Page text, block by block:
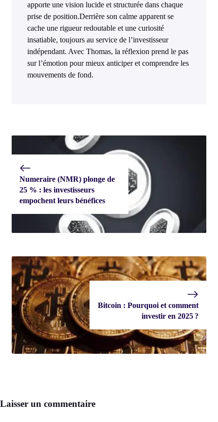
apporte une vision lucide et structurée dans chaque
prise de position.Derrière son calme apparent se
cache une rigueur redoutable et une curiosité
insatiable, toujours au service de l’investisseur
indépendant. Avec Thomas, la réflexion prend le pas
sur l’émotion pour mieux anticiper et comprendre les
mouvements de fond.
Numeraire (NMR) plonge de
25 % : les investisseurs
empochent leurs bénéfices
Bitcoin : Pourquoi et comment
investir en 2025 ?
Laisser un commentaire